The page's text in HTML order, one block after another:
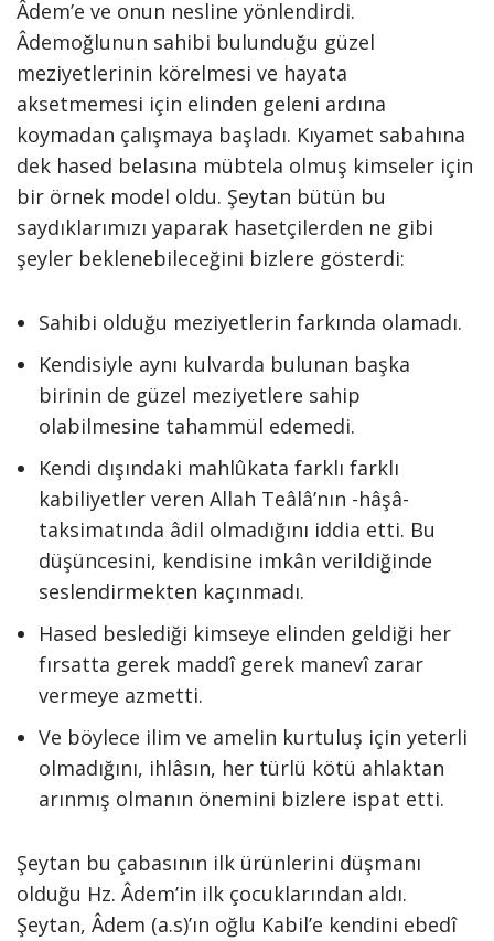
Âdem’e ve onun nesline yönlendirdi.
Âdemoğlunun sahibi bulunduğu güzel
meziyetlerinin körelmesi ve hayata
aksetmemesi için elinden geleni ardına
koymadan çalışmaya başladı. Kıyamet sabahına
dek hased belasına mübtela olmuş kimseler için
bir örnek model oldu. Şeytan bütün bu
saydıklarımızı yaparak hasetçilerden ne gibi
şeyler beklenebileceğini bizlere gösterdi:
Sahibi olduğu meziyetlerin farkında olamadı.
Kendisiyle aynı kulvarda bulunan başka
birinin de güzel meziyetlere sahip
olabilmesine tahammül edemedi.
Kendi dışındaki mahlûkata farklı farklı
kabiliyetler veren Allah Teâlâ’nın -hâşâ-
taksimatında âdil olmadığını iddia etti. Bu
düşüncesini, kendisine imkân verildiğinde
seslendirmekten kaçınmadı.
Hased beslediği kimseye elinden geldiği her
fırsatta gerek maddî gerek manevî zarar
vermeye azmetti.
Ve böylece ilim ve amelin kurtuluş için yeterli
olmadığını, ihlâsın, her türlü kötü ahlaktan
arınmış olmanın önemini bizlere ispat etti.
Şeytan bu çabasının ilk ürünlerini düşmanı
olduğu Hz. Âdem’in ilk çocuklarından aldı.
Şeytan, Âdem (a.s)’ın oğlu Kabil’e kendini ebedî